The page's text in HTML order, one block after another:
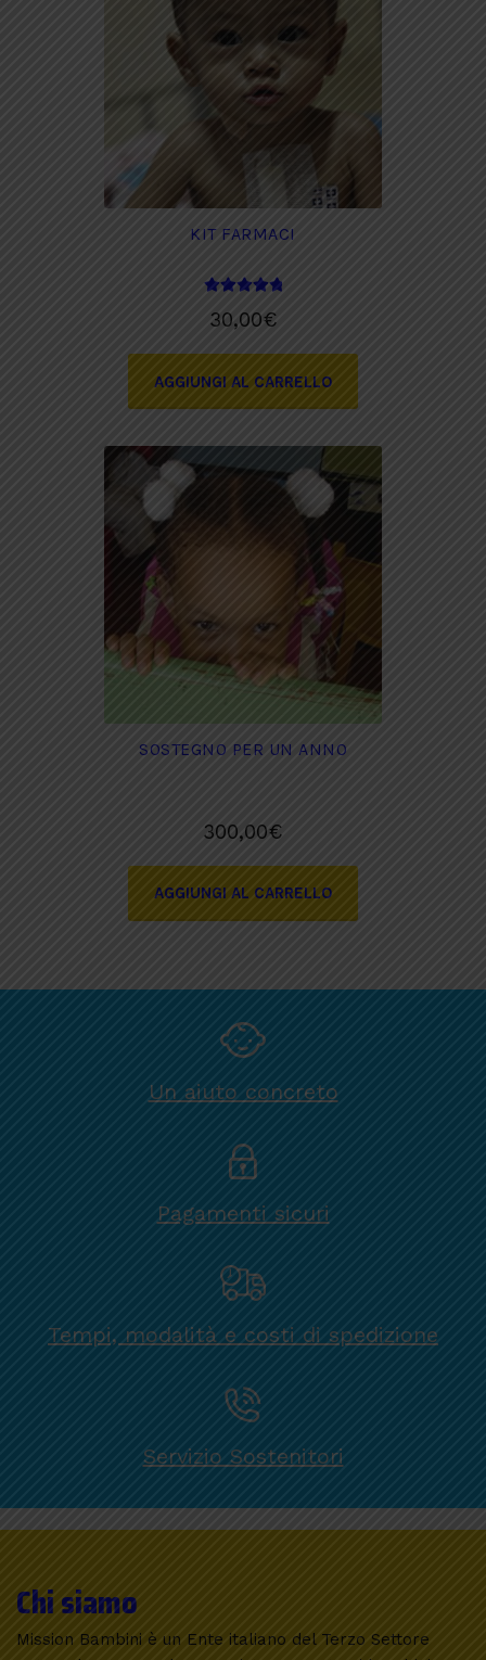
KIT FARMACI
5.00su 5
30,00€
AGGIUNGI AL CARRELLO
SOSTEGNO PER UN ANNO
300,00€
AGGIUNGI AL CARRELLO
Un aiuto concreto
Pagamenti sicuri
Tempi, modalità e costi di spedizione
Servizio Sostenitori
Chi siamo
Mission Bambini è un Ente italiano del Terzo Settore